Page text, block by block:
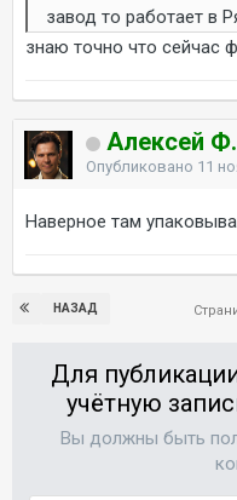
завод то работает в
знаю точно что сейчас
Алексей Ф.
Опубликовано 11
Наверное там
НАЗАД
Для
учётную
Вы должны быть